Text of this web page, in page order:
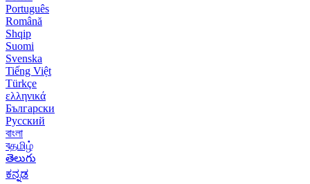
Português
Română
Shqip
Suomi
Svenska
Tiếng Việt
Türkçe
ελληνικά
Български
Русский
বাংলা
বதமிழ்
తెలుగు
ಕನ್ನಡ